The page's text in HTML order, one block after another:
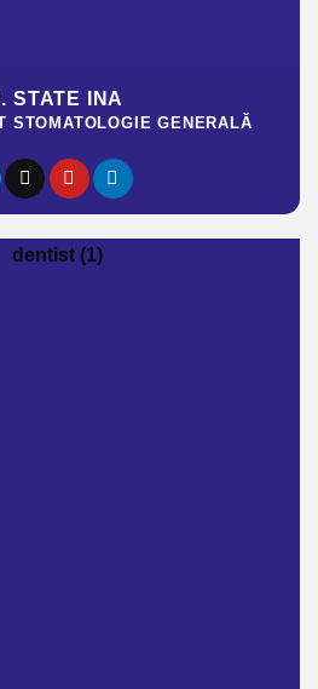
STATE INA
STOMATOLOGIE GENERALĂ